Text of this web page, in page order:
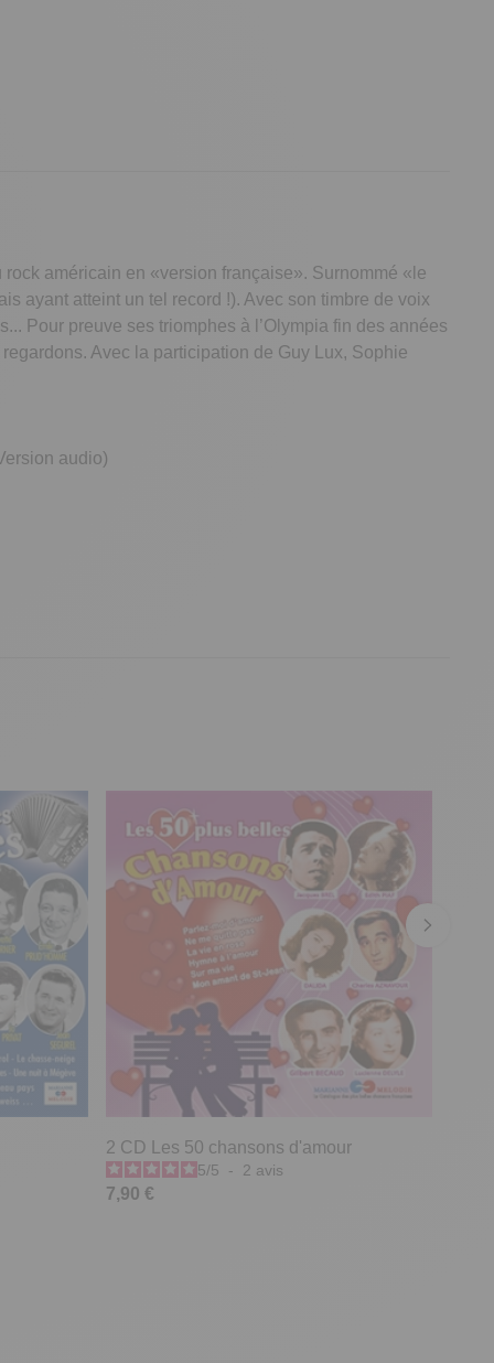
américain en «version française». Surnommé «le
ayant atteint un tel record !). Avec son timbre de voix
Pour preuve ses triomphes à l’Olympia fin des années
Avec la participation de Guy Lux, Sophie
audio)
2 CD Les 50 chansons d'amour
5/5 - 2 avis
7,90 €